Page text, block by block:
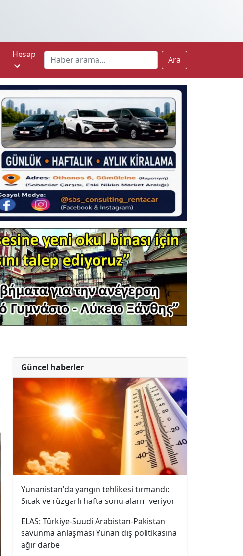
Hesap
Ara
Güncel haberler
Yunanistan'da yangın tehlikesi tırmandı:
Sıcak ve rüzgarlı hafta sonu alarm veriyor
ELAS: Türkiye-Suudi Arabistan-Pakistan
savunma anlaşması Yunan dış politikasına
ağır darbe